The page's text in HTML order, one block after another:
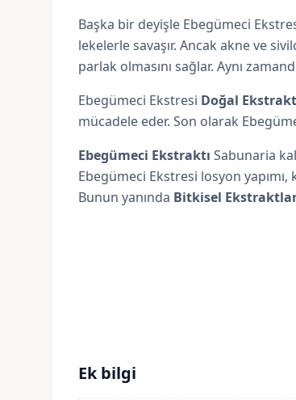
Başka bir deyişle Ebegümeci
lekelerle savaşır. Ancak akne ve
parlak olmasını sağlar. Aynı
Ebegümeci Ekstresi Doğal
mücadele eder. Son olarak
Ebegümeci Ekstraktı Sabunaria
Ebegümeci Ekstresi losyon yapımı,
Bunun yanında Bitkisel
Ek bilgi